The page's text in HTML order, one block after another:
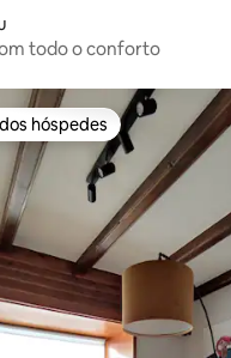
todo o conforto
preferidos dos hóspedes
hóspedes